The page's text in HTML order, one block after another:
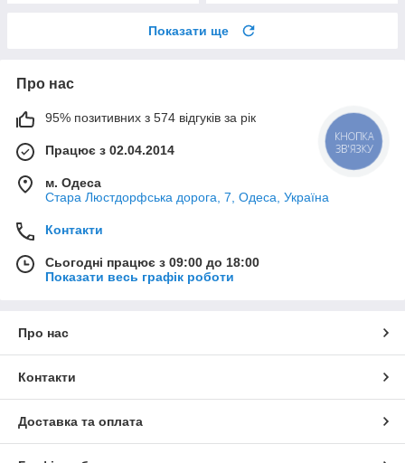
Показати ще
Про нас
95% позитивних з 574 відгуків за рік
Працює з 02.04.2014
м. Одеса
Стара Люстдорфська дорога, 7, Одеса, Україна
Контакти
Сьогодні працює з 09:00 до 18:00
Показати весь графік роботи
Про нас
Контакти
Доставка та оплата
КНОПКА
ЗВ'ЯЗКУ